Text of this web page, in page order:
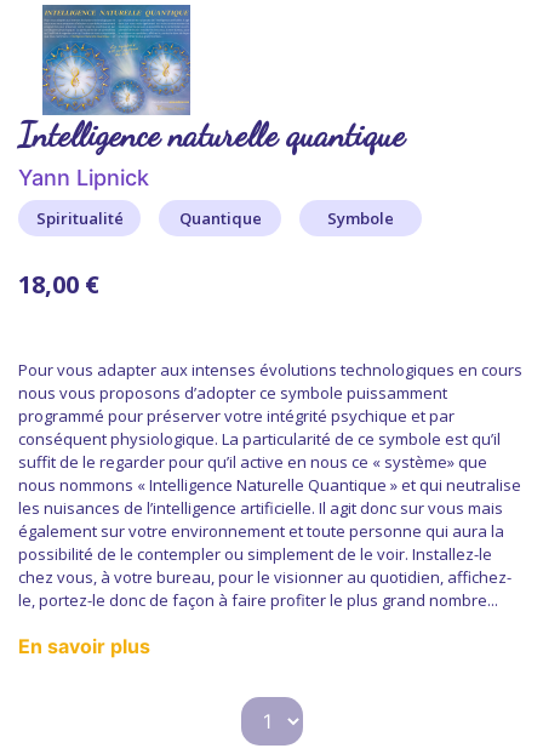
Intelligence naturelle quantique
Yann Lipnick
Spiritualité Quantique Symbole
18,00 €
Pour vous adapter aux intenses évolutions technologiques en cours
nous vous proposons d’adopter ce symbole puissamment
programmé pour préserver votre intégrité psychique et par
conséquent physiologique. La particularité de ce symbole est qu’il
suffit de le regarder pour qu’il active en nous ce « système» que
nous nommons « Intelligence Naturelle Quantique » et qui neutralise
les nuisances de l’intelligence artificielle. Il agit donc sur vous mais
également sur votre environnement et toute personne qui aura la
possibilité de le contempler ou simplement de le voir. Installez-le
chez vous, à votre bureau, pour le visionner au quotidien, affichez-
le, portez-le donc de façon à faire profiter le plus grand nombre...
En savoir plus